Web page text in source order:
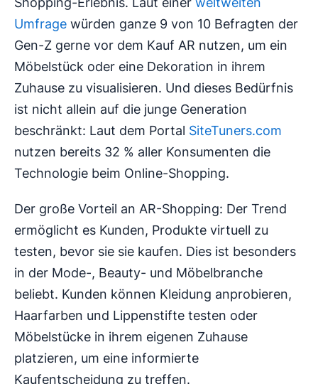
Umfrage würden ganze 9 von 10 Befragten der
Gen-Z gerne vor dem Kauf AR nutzen, um ein
Möbelstück oder eine Dekoration in ihrem
Zuhause zu visualisieren. Und dieses Bedürfnis
ist nicht allein auf die junge Generation
beschränkt: Laut dem Portal SiteTuners.com
nutzen bereits 32 % aller Konsumenten die
Technologie beim Online-Shopping.
Der große Vorteil an AR-Shopping: Der Trend
ermöglicht es Kunden, Produkte virtuell zu
testen, bevor sie sie kaufen. Dies ist besonders
in der Mode-, Beauty- und Möbelbranche
beliebt. Kunden können Kleidung anprobieren,
Haarfarben und Lippenstifte testen oder
Möbelstücke in ihrem eigenen Zuhause
platzieren, um eine informierte
Kaufentscheidung zu treffen.